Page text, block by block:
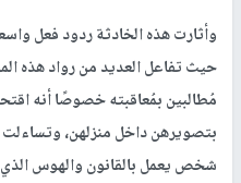
وأثارت هذه الخادثة ردود فعل
حيث تفاعل العديد من رواد هذه
مُطالبين بمُعاقبته خصوصًا أنه
بتصويرهن داخل منزلهن،
شخص يعمل بالقانون والهوس الذي